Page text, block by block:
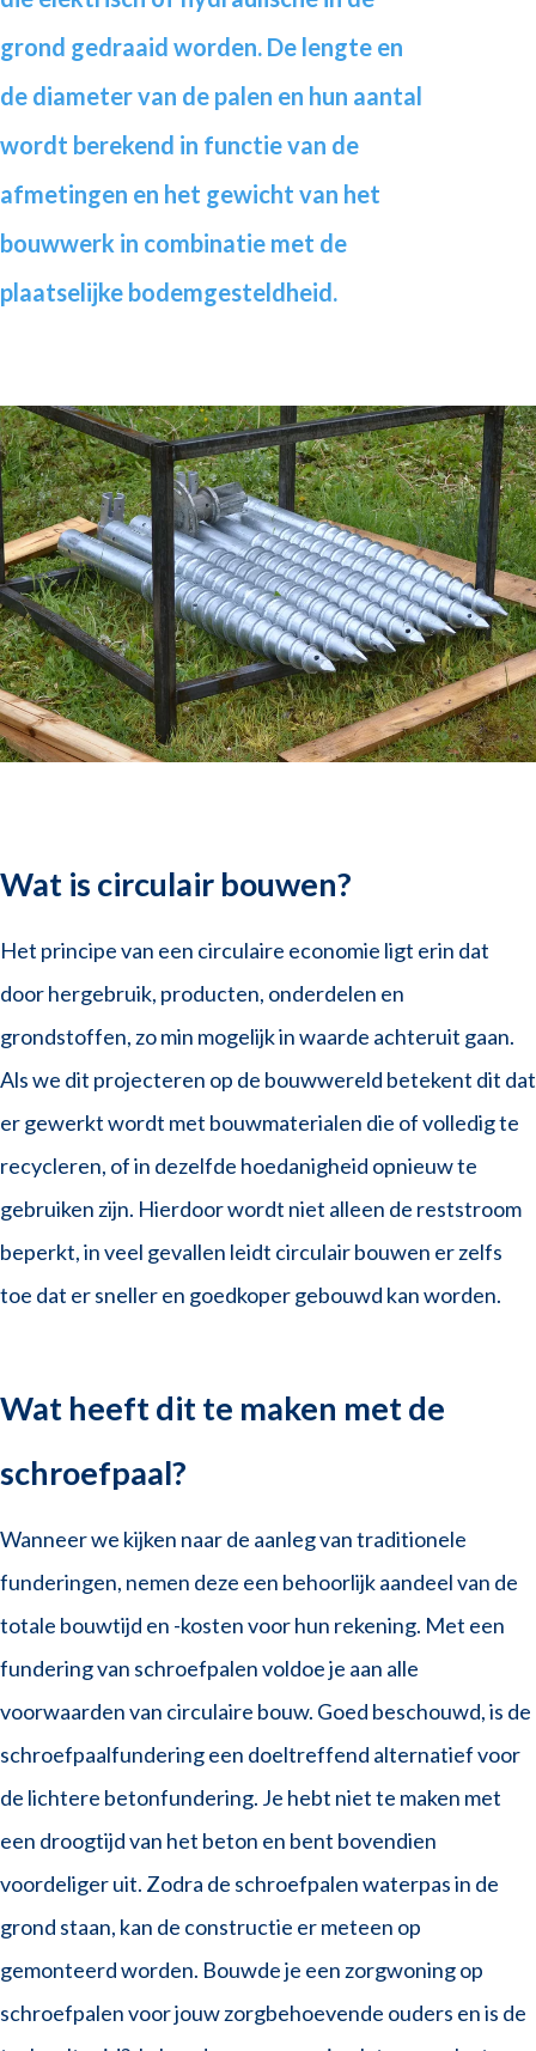
grond gedraaid worden. De lengte en
de diameter van de palen en hun aantal
wordt berekend in functie van de
afmetingen en het gewicht van het
bouwwerk in combinatie met de
plaatselijke bodemgesteldheid.
Wat is circulair bouwen?
Het principe van een circulaire economie ligt erin dat
door hergebruik, producten, onderdelen en
grondstoffen, zo min mogelijk in waarde achteruit gaan.
Als we dit projecteren op de bouwwereld betekent dit dat
er gewerkt wordt met bouwmaterialen die of volledig te
recycleren, of in dezelfde hoedanigheid opnieuw te
gebruiken zijn. Hierdoor wordt niet alleen de reststroom
beperkt, in veel gevallen leidt circulair bouwen er zelfs
toe dat er sneller en goedkoper gebouwd kan worden.
Wat heeft dit te maken met de
schroefpaal?
Wanneer we kijken naar de aanleg van traditionele
funderingen, nemen deze een behoorlijk aandeel van de
totale bouwtijd en -kosten voor hun rekening. Met een
fundering van schroefpalen voldoe je aan alle
voorwaarden van circulaire bouw. Goed beschouwd, is de
schroefpaalfundering een doeltreffend alternatief voor
de lichtere betonfundering. Je hebt niet te maken met
een droogtijd van het beton en bent bovendien
voordeliger uit. Zodra de schroefpalen waterpas in de
grond staan, kan de constructie er meteen op
gemonteerd worden. Bouwde je een zorgwoning op
schroefpalen voor jouw zorgbehoevende ouders en is de